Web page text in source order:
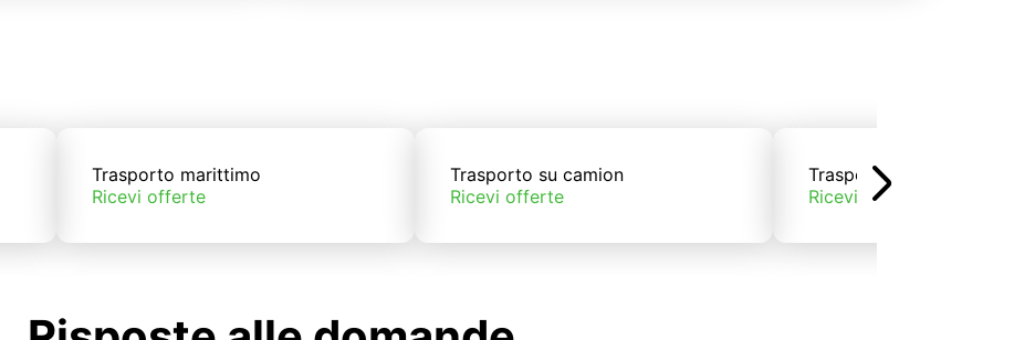
Trasporto marittimo
Ricevi offerte
Trasporto su camion
Ricevi offerte
Trasporto su treno
Ricevi offerte